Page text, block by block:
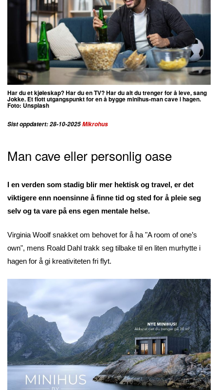
Har du et kjøleskap? Har du en TV? Har du alt du trenger for å leve, sang
Jokke. Et flott utgangspunkt for en å bygge minihus-man cave i hagen.
Foto: Unsplash
Sist oppdatert: 28-10-2025Mikrohus
Man cave eller personlig oase
I en verden som stadig blir mer hektisk og travel, er det
viktigere enn noensinne å finne tid og sted for å pleie seg
selv og ta vare på ens egen mentale helse.
Virginia Woolf snakket om behovet for å ha "A room of one’s
own", mens Roald Dahl trakk seg tilbake til en liten murhytte i
hagen for å gi kreativiteten fri flyt.